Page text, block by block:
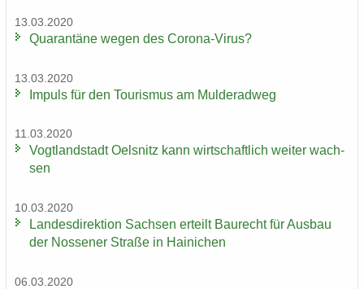
13.03.2020
Qua­ran­tä­ne wegen des Corona-​Virus?
13.03.2020
Im­puls für den Tou­ris­mus am Mul­derad­weg
11.03.2020
Vogt­land­stadt Oels­nitz kann wirt­schaft­lich wei­ter wach­
sen
10.03.2020
Lan­des­di­rek­ti­on Sach­sen er­teilt Bau­recht für Aus­bau
der Nos­se­ner Stra­ße in Hai­ni­chen
06.03.2020